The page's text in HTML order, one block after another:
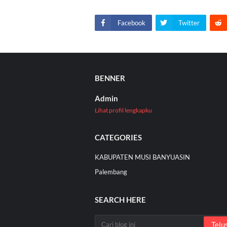
Facebook Twitter
BENNER
Admin
Lihat profil lengkapku
CATEGORIES
KABUPATEN MUSI BANYUASIN
Palembang
SEARCH HERE